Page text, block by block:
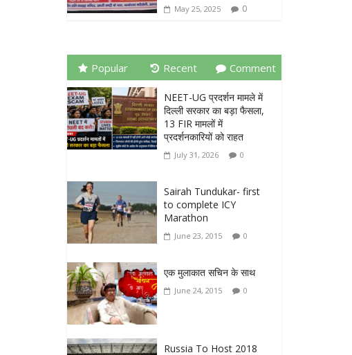
May 25, 2025 0
Popular Recent Comment
NEET-UG प्रदर्शन मामले में
दिल्ली सरकार का बड़ा फैसला,
13 FIR मामलों में
प्रदर्शनकारियों को राहत
July 31, 2026 0
Sairah Tundukar- first
to complete ICY
Marathon
June 23, 2015 0
एक मुलाकात सचिन के साथ
June 24, 2015 0
Russia To Host 2018